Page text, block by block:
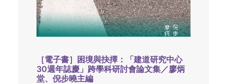
［電子書］困境與抉擇：「建道研究中心
30週年誌慶」跨學科研討會論文集／廖炳
堂、倪步曉主編